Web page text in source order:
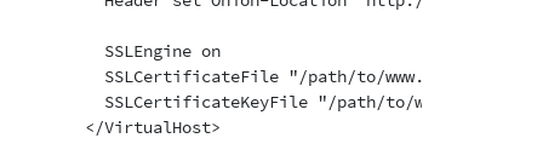
       SSLEngine on
SSLCertificateFile "/path/to/
SSLCertificateKeyFile "/path/to/